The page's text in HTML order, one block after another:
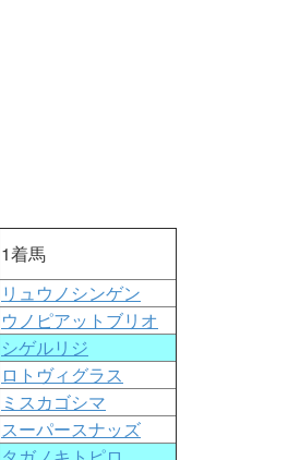
1着馬
リュウノシンゲン
ウノピアットブリオ
シゲルリジ
ロトヴィグラス
ミスカゴシマ
スーパースナッズ